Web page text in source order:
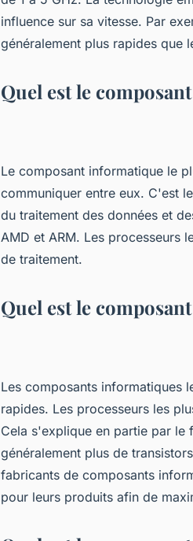
influence sur sa vitesse. Par
généralement plus rapides que
Quel est le
Le composant informatique le
communiquer entre eux. C'est
du traitement des données et
AMD et ARM. Les processeurs
de traitement.
Quel est le
Les composants informatiques
rapides. Les processeurs les
Cela s'explique en partie par le
généralement plus de
fabricants de composants
pour leurs produits afin de